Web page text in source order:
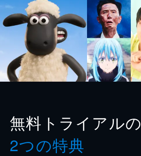
無料トライアルの
2つの特典